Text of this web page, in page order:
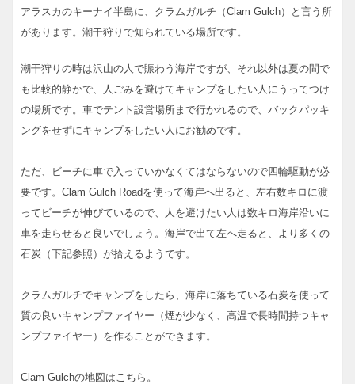
アラスカのキーナイ半島に、クラムガルチ（Clam Gulch）と言う所
があります。潮干狩りで知られている場所です。
潮干狩りの時は沢山の人で賑わう海岸ですが、それ以外は夏の間で
も比較的静かで、人ごみを避けてキャンプをしたい人にうってつけ
の場所です。車でテント設営場所まで行かれるので、バックパッキ
ングをせずにキャンプをしたい人にお勧めです。
ただ、ビーチに車で入っていかなくてはならないので四輪駆動が必
要です。Clam Gulch Roadを使って海岸へ出ると、左右数キロに渡
ってビーチが伸びているので、人を避けたい人は数キロ海岸沿いに
車を走らせると良いでしょう。海岸で出て左へ走ると、より多くの
石炭（下記参照）が拾えるようです。
クラムガルチでキャンプをしたら、海岸に落ちている石炭を使って
質の良いキャンプファイヤー（煙が少なく、高温で長時間持つキャ
ンプファイヤー）を作ることができます。
Clam Gulchの地図はこちら。